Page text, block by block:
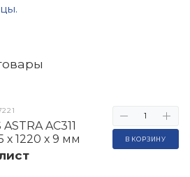
AC311
х 1220 х 9 мм
В КОРЗИНУ